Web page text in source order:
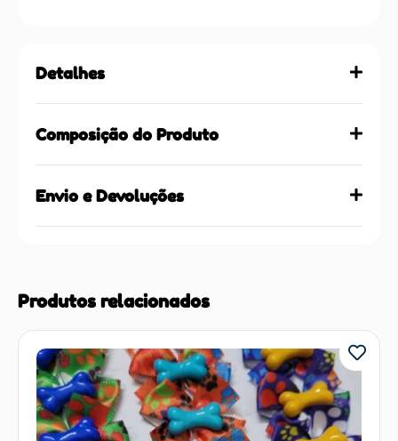
Detalhes
Composição do Produto
Envio e Devoluções
Produtos relacionados